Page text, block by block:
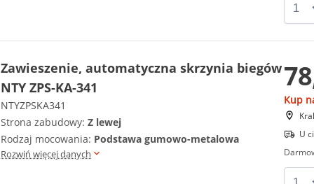
Zawieszenie, automatyczna skrzynia biegów
NTY ZPS-KA-341
NTYZPSKA341
Strona zabudowy: Z lewej
Rodzaj mocowania: Podstawa gumowo-metalowa
Rozwiń więcej danych
Kup
U